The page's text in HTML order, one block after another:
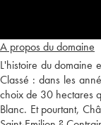
A propos du domaine
L'histoire du domaine
Classé : dans les
choix de 30 hectares
Blanc. Et pourtant,